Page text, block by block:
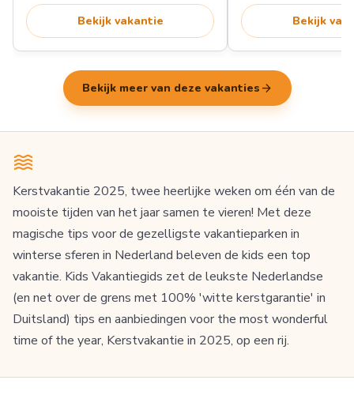
Bekijk vakantie Bekijk
Bekijk meer van deze vakanties arrow_forward
Kerstvakantie 2025, twee heerlijke weken om één van de
mooiste tijden van het jaar samen te vieren! Met deze
magische tips voor de gezelligste vakantieparken in
winterse sferen in Nederland beleven de kids een top
vakantie. Kids Vakantiegids zet de leukste Nederlandse
(en net over de grens met 100% 'witte kerstgarantie' in
Duitsland) tips en aanbiedingen voor the most wonderful
time of the year, Kerstvakantie in 2025, op een rij.